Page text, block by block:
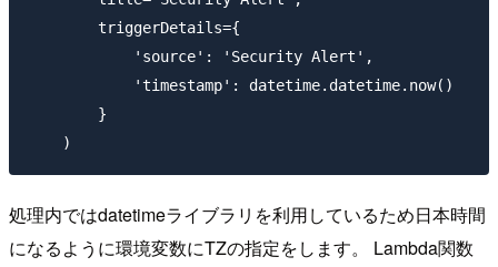
        triggerDetails={
            'source': 'Security Alert',
            'timestamp': datetime.datetime.now()
        }
処理内ではdatetimeライブラリを利用しているため日本時間
になるように環境変数にTZの指定をします。 Lambda関数